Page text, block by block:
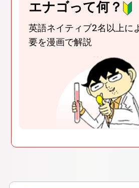
エナゴって何？
英語ネイティブ2名以上に
要を漫画で解説